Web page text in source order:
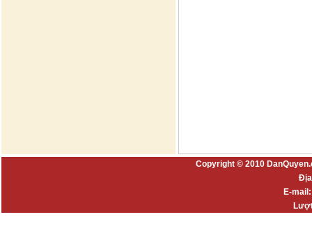
Copyright © 2010
E-